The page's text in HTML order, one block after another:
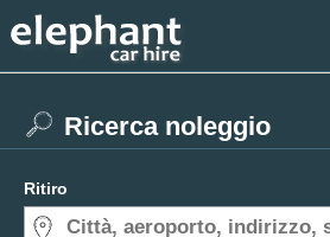
Ricerca noleggio
Ritiro